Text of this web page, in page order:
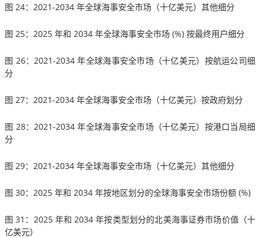
图 24：2021-2034 年全球海事安全市场（十亿美元）其他细分
图 25：2025 年和 2034 年全球海事安全市场 (%) 按最终用户细分
图 26：2021-2034 年全球海事安全市场（十亿美元）按航运公司细
分
图 27：2021-2034 年全球海事安全市场（十亿美元）按政府划分
图 28：2021-2034 年全球海事安全市场（十亿美元）按港口当局细
分
图 29：2021-2034 年全球海事安全市场（十亿美元）其他细分
图 30：2025 年和 2034 年按地区划分的全球海事安全市场份额 (%)
图 31：2025 年和 2034 年按类型划分的北美海事证券市场价值（十
亿美元）